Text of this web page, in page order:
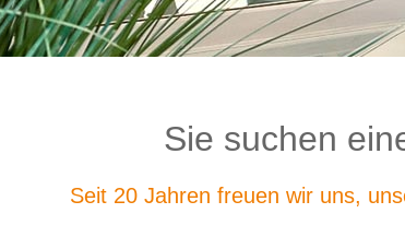
Sie suchen
Seit 20 Jahren freuen wir uns,